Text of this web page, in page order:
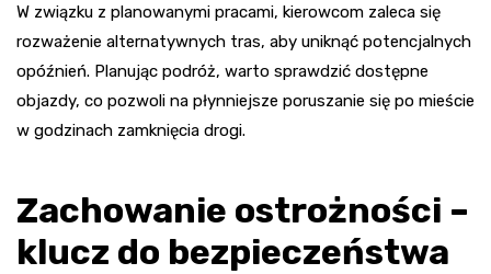
W związku z planowanymi pracami, kierowcom zaleca się
rozważenie alternatywnych tras, aby uniknąć potencjalnych
opóźnień. Planując podróż, warto sprawdzić dostępne
objazdy, co pozwoli na płynniejsze poruszanie się po mieście
w godzinach zamknięcia drogi.
Zachowanie ostrożności –
klucz do bezpieczeństwa